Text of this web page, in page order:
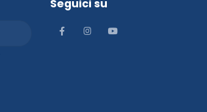
Seguici su